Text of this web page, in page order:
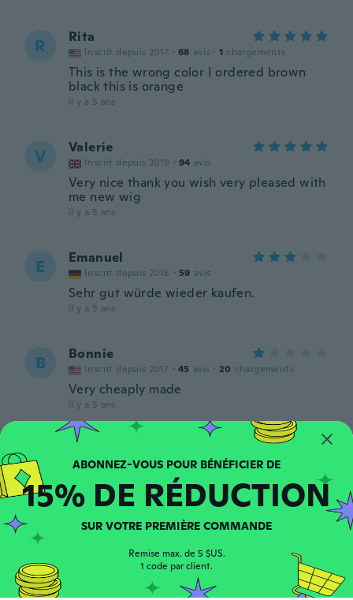
R Rita
Inscrit depuis 2017 · 68 avis · 1 chargements
This is the wrong color I ordered brown
black this is orange
il y a 5 ans
V Valerie
Inscrit depuis 2019 · 94 avis
Very nice thank you wish very pleased with
me new wig
il y a 5 ans
E Emanuel
Inscrit depuis 2018 · 59 avis
Sehr gut würde wieder kaufen.
il y a 5 ans
B Bonnie
Inscrit depuis 2017 · 45 avis · 20 chargements
Very cheaply made
il y a 5 ans
J Inscrit depuis 2021 · 7 avis
Like this wig a lot
il y a 5 ans
Inscrit depuis 2020
avis
15% DE RÉDUCTION
SUR VOTRE PREMIÈRE COMMANDE
Remise max. de 5 $US.
1 code par client.